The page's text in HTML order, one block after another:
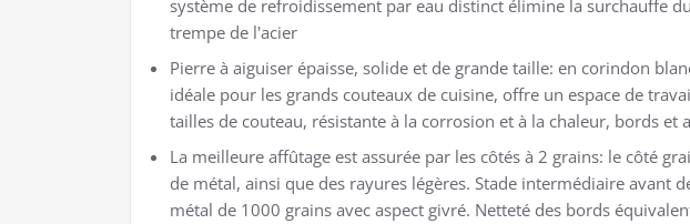
système de refroidissement par eau distinct élimine la surchauffe
trempe de l'acier
Pierre à aiguiser épaisse, solide et de grande taille: en corindon
idéale pour les grands couteaux de cuisine, offre un espace de
tailles de couteau, résistante à la corrosion et à la chaleur, bords et
La meilleure affûtage est assurée par les côtés à 2 grains: le côté
de métal, ainsi que des rayures légères. Stade intermédiaire avant
métal de 1000 grains avec aspect givré. Netteté des bords